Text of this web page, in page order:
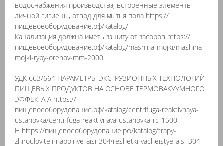
водоснабжения производства, встроенные элементы
личной гигиены, отвод для мытья пола https://
пищевоеоборудование.рф/katalog/
Канализация должна иметь защиту от засоров https://
пищевоеоборудование.рф/katalog/mashina-mojki/mashina-
mojki-ryby-orehov-mm-2000
УДК 663/664 ПАРАМЕТРЫ ЭКСТРУЗИОННЫХ ТЕХНОЛОГИЙ
ПИЩЕВЫХ ПРОДУКТОВ НА ОСНОВЕ ТЕРМОВАКУУМНОГО
ЭФФЕКТА А https://
пищевоеоборудование.рф/katalog/centrifuga-reaktivnaya-
ustanovka/centrifuga-reaktivnaya-ustanovka-rc-1500
Н https://пищевоеоборудование.рф/katalog/trapy-
zhirouloviteli-napolnye-aisi-304/reshetki-yacheistye-aisi-304